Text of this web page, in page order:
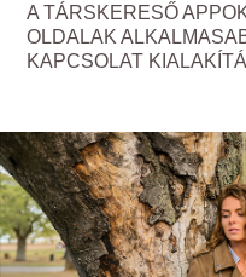
A TÁRSKERESŐ
OLDALAK
KAPCSOLAT